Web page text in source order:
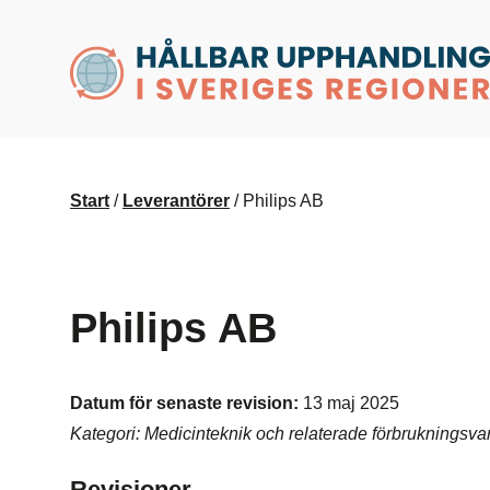
husr.se
Start / Leverantörer / Philips AB
Philips AB
Datum för senaste revision: 13 maj 2025
Kategori: Medicinteknik och relaterade